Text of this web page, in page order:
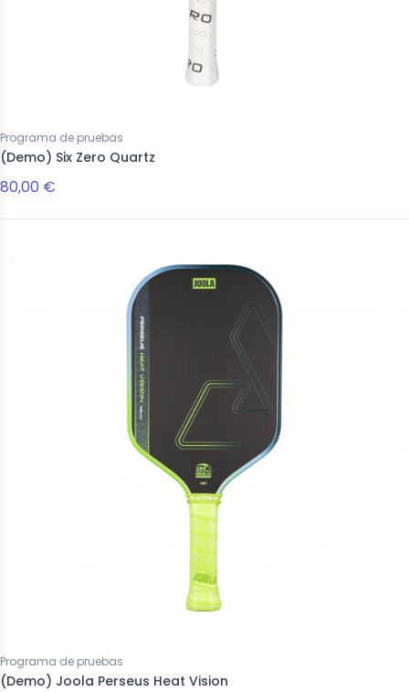
Programa de pruebas
(Demo) Six Zero Quartz
80,00 €
Programa de pruebas
(Demo) Joola Perseus Heat Vision